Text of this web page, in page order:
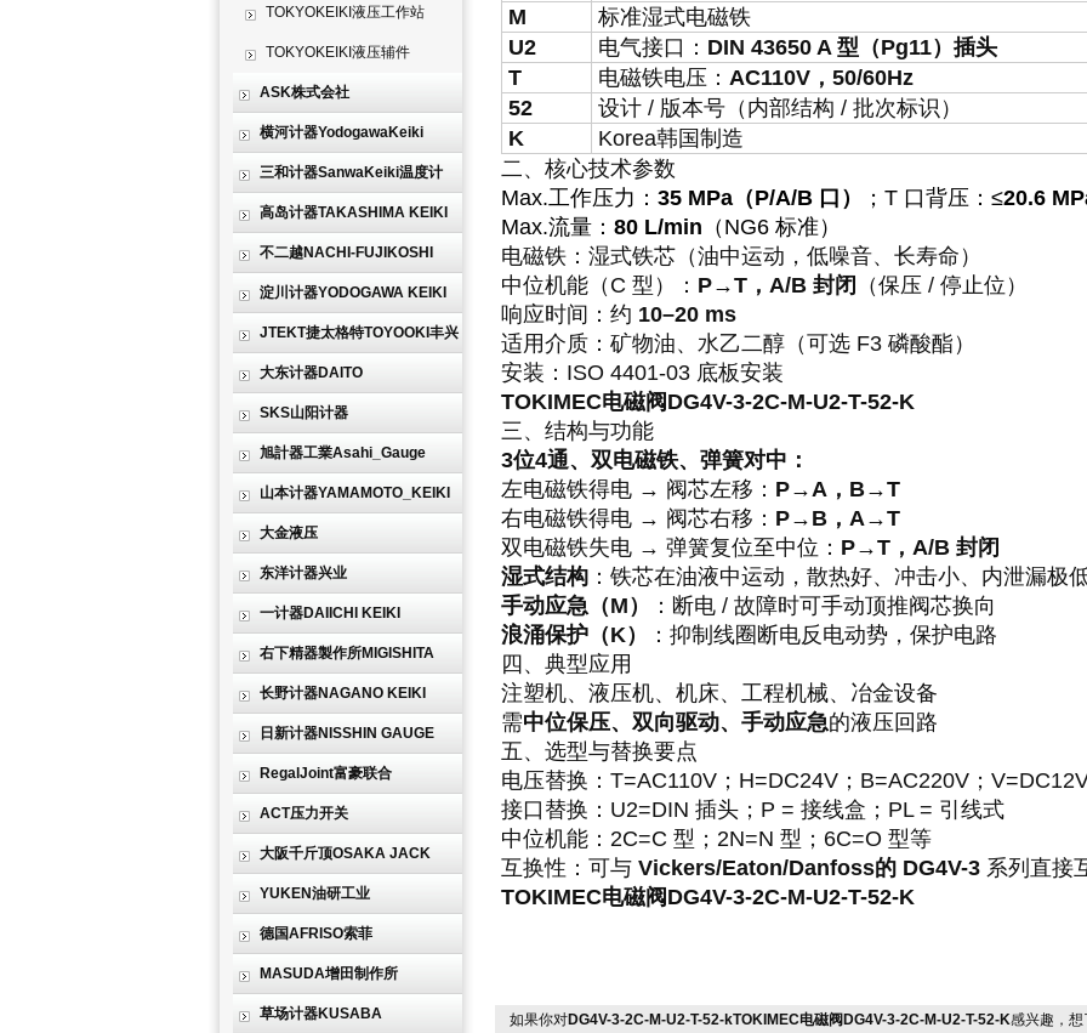
TOKYOKEIKI液压工作站
TOKYOKEIKI液压辅件
ASK株式会社
横河计器YodogawaKeiki
三和计器SanwaKeiki温度计
高岛计器TAKASHIMA KEIKI
不二越NACHI-FUJIKOSHI
淀川计器YODOGAWA KEIKI
JTEKT捷太格特TOYOOKI丰兴
大东计器DAITO
SKS山阳计器
旭計器工業Asahi_Gauge
山本计器YAMAMOTO_KEIKI
大金液压
东洋计器兴业
一计器DAIICHI KEIKI
右下精器製作所MIGISHITA
长野计器NAGANO KEIKI
日新计器NISSHIN GAUGE
RegalJoint富豪联合
ACT压力开关
大阪千斤顶OSAKA JACK
YUKEN油研工业
德国AFRISO索菲
MASUDA增田制作所
草场计器KUSABA
M
标准湿式电磁铁
U2
电气接口： DIN 43650 A 型（Pg11）插头
T
电磁铁电压： AC110V，50/60Hz
52
设计 / 版本号（内部结构 / 批次标识）
K
Korea韩国制造
二、核心技术参数
Max.工作压力： 35 MPa（P/A/B 口） ；T 口背压：≤20.6
Max.流量： 80 L/min （NG6 标准）
电磁铁：湿式铁芯（油中运动，低噪音、长寿命）
中位机能（C 型）： P→T，A/B 封闭
（保压 / 停止位）
响应时间：约 10–20 ms
适用介质：矿物油、水乙二醇（可选 F3 磷酸酯）
安装：ISO 4401-03 底板安装
TOKIMEC电磁阀DG4V-3-2C-M-U2-T-52-K
三、结构与功能
3位4通、双电磁铁、弹簧对中 ：
左电磁铁得电 → 阀芯左移： P→A，B→T
右电磁铁得电 → 阀芯右移： P→B，A→T
双电磁铁失电 → 弹簧复位至中位： P→T，A/B 封闭
湿式结构 ：铁芯在油液中运动，散热好、冲击小、内泄漏极
手动应急（M）
：断电 / 故障时可手动顶推阀芯换向
浪涌保护（K）
：抑制线圈断电反电动势，保护电路
四、典型应用
注塑机、液压机、机床、工程机械、冶金设备
需中位保压、双向驱动、手动应急的液压回路
五、选型与替换要点
电压替换：T=AC110V；H=DC24V；B=AC220V；
接口替换：U2=DIN 插头；P = 接线盒；PL = 引线式
中位机能：2C=C 型；2N=N 型；6C=O 型等
互换性：可与 Vickers/Eaton/Danfoss的 DG4V-3 系列直接
TOKIMEC电磁阀DG4V-3-2C-M-U2-T-52-K
如果你对DG4V-3-2C-M-U2-T-52-kTOKIMEC电磁阀DG4V-3-2C-M-U2-T-52-K感兴趣，